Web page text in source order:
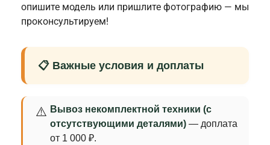
опишите модель или пришлите фотографию — мы
проконсультируем!
📋 Важные условия и доплаты
⚠️ Вывоз некомплектной техники (с
отсутствующими деталями) — доплата
от 1 000 ₽.